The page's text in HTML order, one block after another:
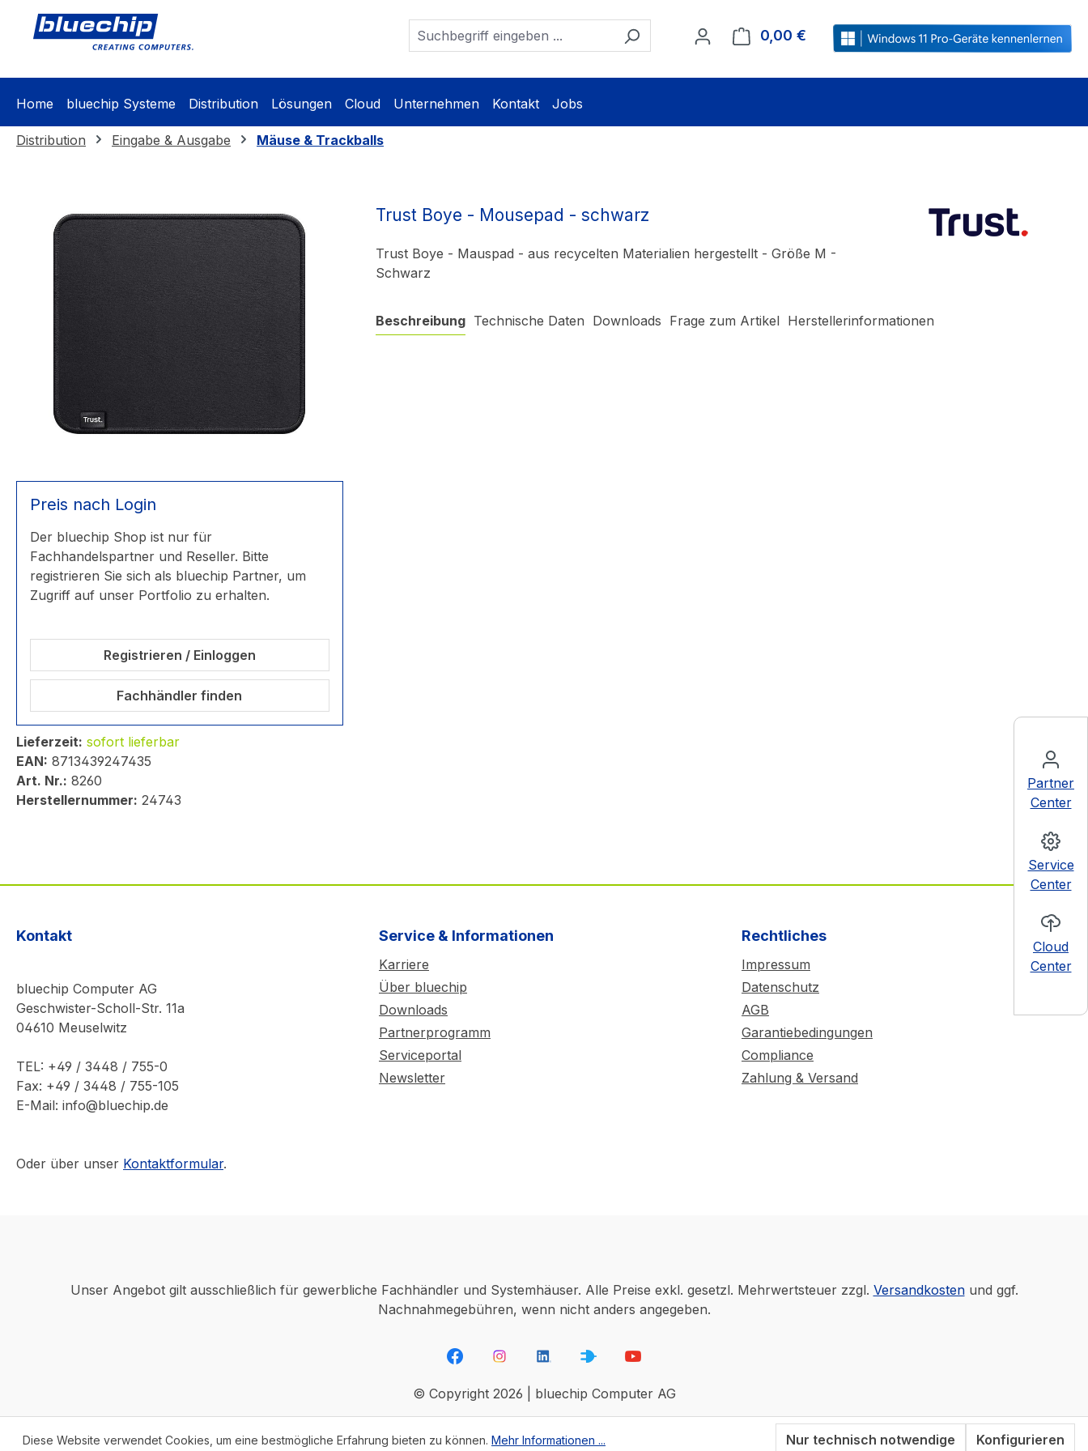
Zur Hauptnavigation springen
Partner
Center
Service
Center
Cloud
Center
0,00 € Warenkorb enthält 0 Positionen. Der
Home bluechip Systeme Distribution Lösungen Cloud Unternehmen Kontakt Jobs
Distribution Eingabe & Ausgabe Mäuse & Trackballs
Preis nach Login
Der bluechip Shop ist nur für
Fachhandelspartner und Reseller. Bitte
registrieren Sie sich als bluechip Partner, um
Zugriff auf unser Portfolio zu erhalten.
Registrieren / Einloggen
Fachhändler finden
Lieferzeit: sofort lieferbar
EAN: 8713439247435
Art. Nr.: 8260
Herstellernummer: 24743
Trust Boye - Mousepad - schwarz
Trust Boye - Mauspad - aus recycelten Materialien hergestellt - Größe M -
Schwarz
Beschreibung Technische Daten Downloads Frage zum Artikel Herstellerinformationen
Kontakt
bluechip Computer AG
Geschwister-Scholl-Str. 11a
04610 Meuselwitz
TEL: +49 / 3448 / 755-0
Fax: +49 / 3448 / 755-105
E-Mail: info@bluechip.de
Oder über unser Kontaktformular.
Service & Informationen
Karriere
Über bluechip
Downloads
Partnerprogramm
Serviceportal
Newsletter
Rechtliches
Impressum
Datenschutz
AGB
Garantiebedingungen
Compliance
Zahlung & Versand
Unser Angebot gilt ausschließlich für gewerbliche Fachhändler und Systemhäuser. Alle Preise exkl. gesetzl. Mehrwertsteuer zzgl. Versandkostenund ggf.
Nachnahmegebühren, wenn nicht anders angegeben.
© Copyright 2026 | bluechip Computer AG
Diese Website verwendet Cookies, um eine bestmögliche Erfahrung bieten zu können. Mehr Informationen ... Nur technisch notwendige Konfigurieren